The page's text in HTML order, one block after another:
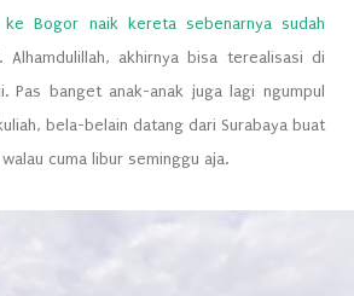
ke Bogor naik kereta sebenarnya sudah
Alhamdulillah, akhirnya bisa terealisasi di
Pas banget anak-anak juga lagi ngumpul
bela-belain datang dari Surabaya buat
cuma libur seminggu aja.